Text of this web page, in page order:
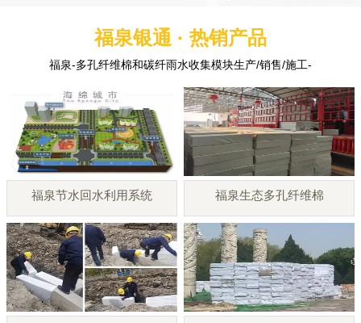
福泉银通 · 热销产品
福泉-多孔纤维棉和碳纤雨水收集模块生产/销售/施工-
福泉节水回水利用系统 福泉生态多孔纤维棉